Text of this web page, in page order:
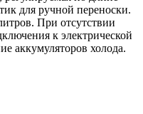
для ручной переноски.
При отсутствии
к электрической
аккумуляторов холода.